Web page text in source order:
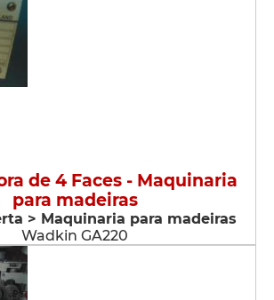
de 4 Faces - Maquinaria
para madeiras
> Maquinaria para madeiras
Wadkin GA220